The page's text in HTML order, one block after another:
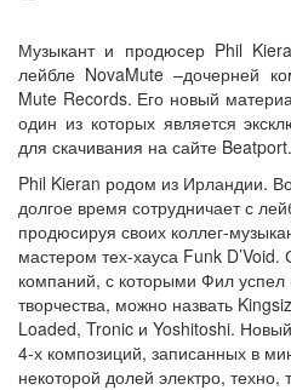
Музыкант и продюсер Phil
лейбле NovaMute –дочерней
Mute Records. Его новый
один из которых является
для скачивания на сайте Beatport.
Phil Kieran родом из Ирландии.
долгое время сотрудничает с
продюсируя своих коллег-
мастером тех-хауса Funk
компаний, с которыми Фил успел
творчества, можно назвать
Loaded, Tronic и Yoshitoshi.
4-х композиций, записанных в
некоторой долей электро, техно,